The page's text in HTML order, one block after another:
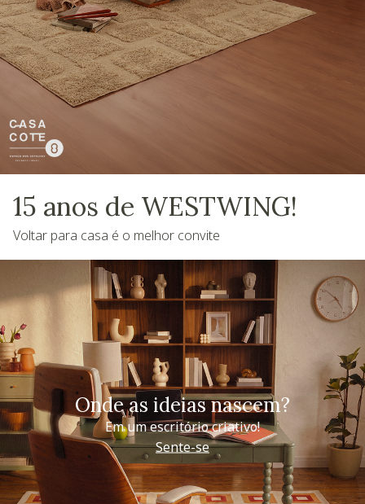
15 anos de WESTWING!
Voltar para casa é o melhor convite
Onde as ideias nascem?
Em um escritório criativo!
Sente-se